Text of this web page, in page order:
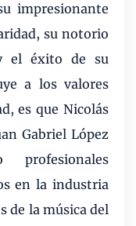
impresionante
su notorio
el éxito de su
a los valores
es que Nicolás
Gabriel López
profesionales
en la industria
de la música del